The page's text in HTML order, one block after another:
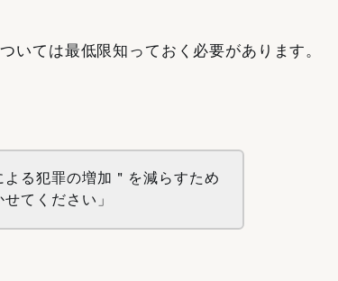
いては最低限知っておく必要があります。
よる犯罪の増加＂を減らすため
てください」